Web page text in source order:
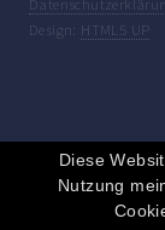
Design: HTML5 UP
Diese
Nutzung